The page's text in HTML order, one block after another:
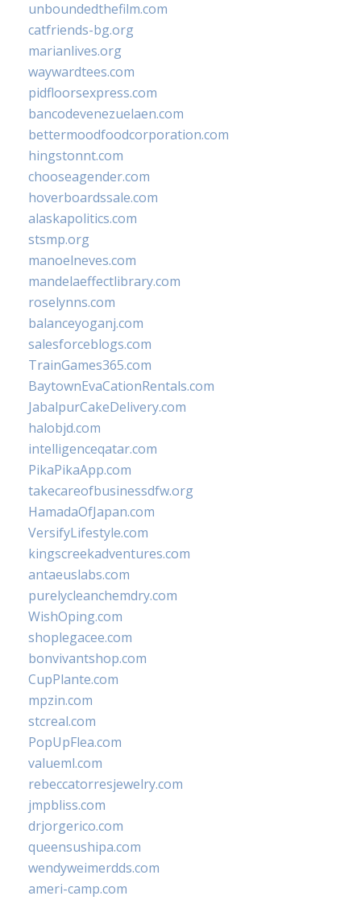
unboundedthefilm.com
catfriends-bg.org
marianlives.org
waywardtees.com
pidfloorsexpress.com
bancodevenezuelaen.com
bettermoodfoodcorporation.com
hingstonnt.com
chooseagender.com
hoverboardssale.com
alaskapolitics.com
stsmp.org
manoelneves.com
mandelaeffectlibrary.com
roselynns.com
balanceyoganj.com
salesforceblogs.com
TrainGames365.com
BaytownEvaCationRentals.com
JabalpurCakeDelivery.com
halobjd.com
intelligenceqatar.com
PikaPikaApp.com
takecareofbusinessdfw.org
HamadaOfJapan.com
VersifyLifestyle.com
kingscreekadventures.com
antaeuslabs.com
purelycleanchemdry.com
WishOping.com
shoplegacee.com
bonvivantshop.com
CupPlante.com
mpzin.com
stcreal.com
PopUpFlea.com
valueml.com
rebeccatorresjewelry.com
jmpbliss.com
drjorgerico.com
queensushipa.com
wendyweimerdds.com
ameri-camp.com